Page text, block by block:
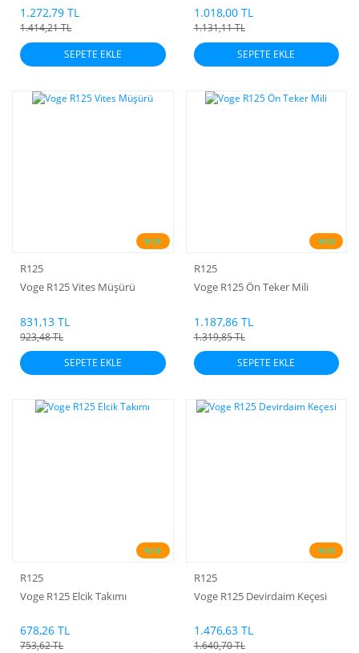
1.272,79 TL
1.414,21 TL
SEPETE EKLE
1.018,00 TL
1.131,11 TL
SEPETE EKLE
%10
R125
Voge R125 Vites Müşürü
831,13 TL
923,48 TL
SEPETE EKLE
%10
R125
Voge R125 Ön Teker Mili
1.187,86 TL
1.319,85 TL
SEPETE EKLE
%10
R125
Voge R125 Elcik Takımı
678,26 TL
753,62 TL
%10
R125
Voge R125 Devirdaim Keçesi
1.476,63 TL
1.640,70 TL